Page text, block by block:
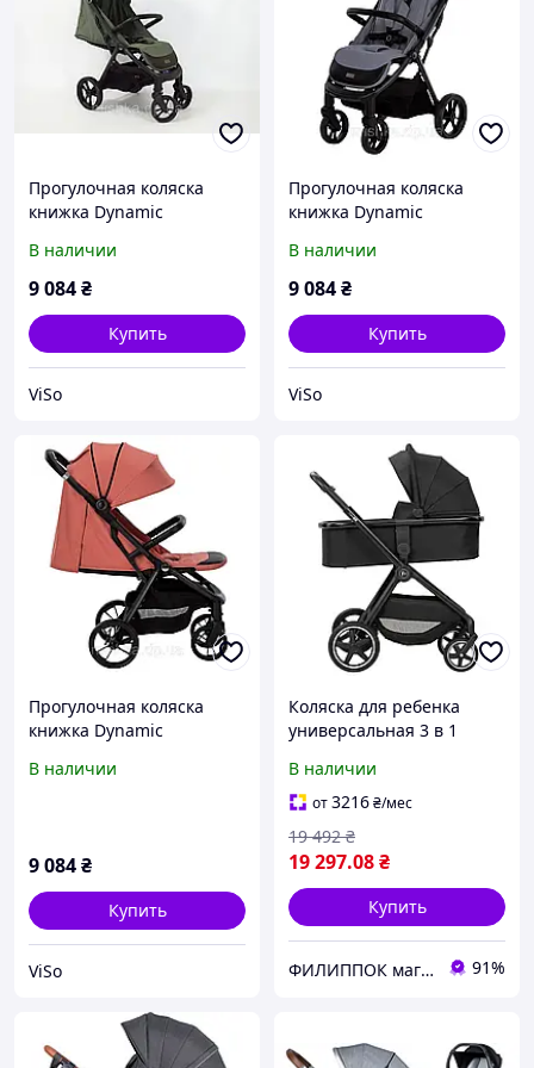
Прогулочная коляска
книжка Dynamic
В наличии
9 084₴
Купить
ViSo
Прогулочная коляска
книжка Dynamic
В наличии
9 084₴
Купить
ViSo
Прогулочная коляска
книжка Dynamic
В наличии
9 084₴
Купить
ViSo
Коляска для ребенка
универсальная 3 в 1
В наличии
от3216₴/мес
19 297.08₴
19 492 ₴
Купить
ФИЛИППОК магазин игрушек, товаров для детей та мам 91%